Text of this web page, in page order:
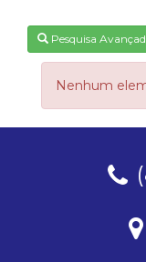
Pesquisa
Nenhum